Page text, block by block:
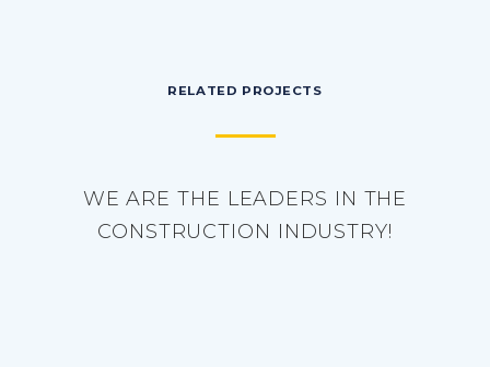
RELATED PROJECTS
WE ARE THE LEADERS IN THE
CONSTRUCTION INDUSTRY!